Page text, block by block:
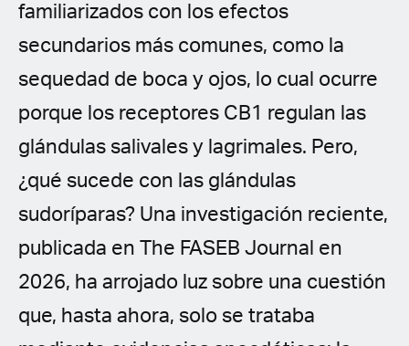
familiarizados con los efectos
secundarios más comunes, como la
sequedad de boca y ojos, lo cual ocurre
porque los receptores CB1 regulan las
glándulas salivales y lagrimales. Pero,
¿qué sucede con las glándulas
sudoríparas? Una investigación reciente,
publicada en The FASEB Journal en
2026, ha arrojado luz sobre una cuestión
que, hasta ahora, solo se trataba